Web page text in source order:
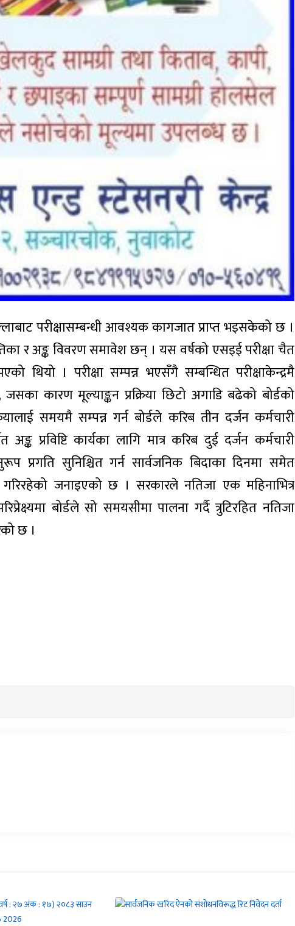
परीक्षासम्बन्धी आवश्यक कागजात प्राप्त भइसकेको छ ।
र अङ्क विवरण समावेश छन् । यस वर्षको एसइई परीक्षा चैत
थियो । परीक्षा सम्पन्न भएसँगै सम्बन्धित परीक्षाकेन्द्रमै
कारण मूल्याङ्कन प्रक्रिया छिटो अगाडि बढेको बोर्डको
समयमै सम्पन्न गर्न बोर्डले करिब तीन दर्जन कर्मचारी
प्रविष्टि कार्यका लागि मात्र करिब दुई दर्जन कर्मचारी
प्रगति सुनिश्चित गर्न सार्वजनिक बिदाका दिनमा समेत
जनाइएको छ । सरकारले नतिजा एक महिनाभित्र
बोर्डले सो समयसीमा पालना गर्दै त्रुटिरहित नतिजा
छ ।